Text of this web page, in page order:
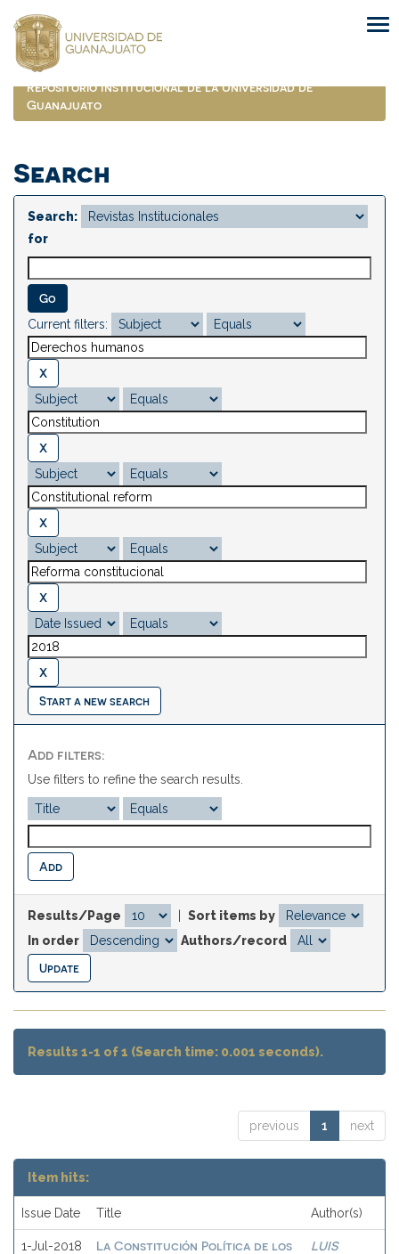
navigation
Repositorio Institucional de la Universidad de
Guanajuato
Search
Search:
for
Current filters:
Start a new search
Add filters:
Use filters to refine the search results.
Results/Page
Sort items by
In order
Authors/record
Results 1-1 of 1 (Search time: 0.001 seconds).
previous 1 next
Item hits:
Issue Date Title Author(s)
1-Jul-2018
La Constitución Política de los
LUIS